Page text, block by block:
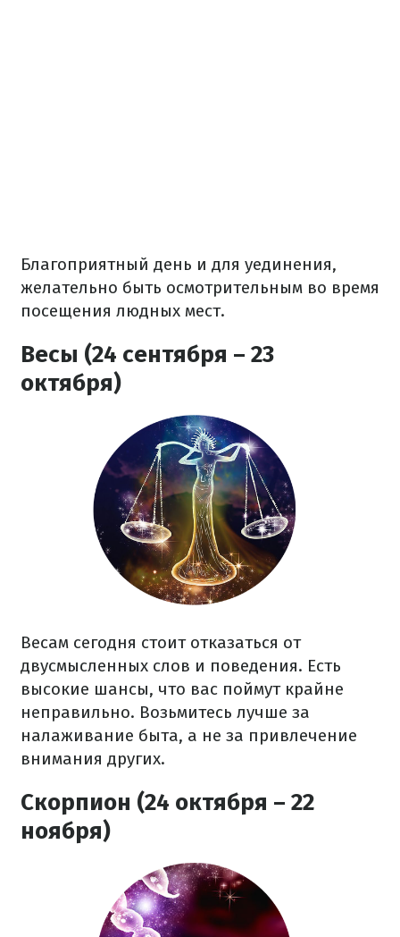
Благоприятный день и для уединения,
желательно быть осмотрительным во время
посещения людных мест.
Весы (24 сентября – 23
октября)
Весам сегодня стоит отказаться от
двусмысленных слов и поведения. Есть
высокие шансы, что вас поймут крайне
неправильно. Возьмитесь лучше за
налаживание быта, а не за привлечение
внимания других.
Скорпион (24 октября – 22
ноября)